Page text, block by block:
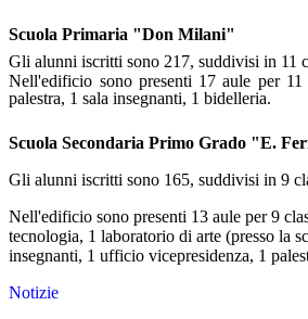
Scuola Primaria "Don Milani"
Gli alunni iscritti sono 217, suddivisi in 11
Nell'edificio sono presenti 17 aule per 11
palestra, 1 sala insegnanti, 1 bidelleria.
Scuola Secondaria Primo Grado "E.
Gli alunni iscritti sono 165, suddivisi in 9
Nell'edificio sono presenti 13 aule per 9
tecnologia, 1 laboratorio di arte (presso la
insegnanti, 1 ufficio vicepresidenza, 1
Notizie